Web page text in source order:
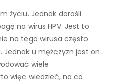
życiu. Jednak dorośli
na wirus HPV. Jest to
na tego wirusa często
u mężczyzn jest on
wiele
więc wiedzieć, na co